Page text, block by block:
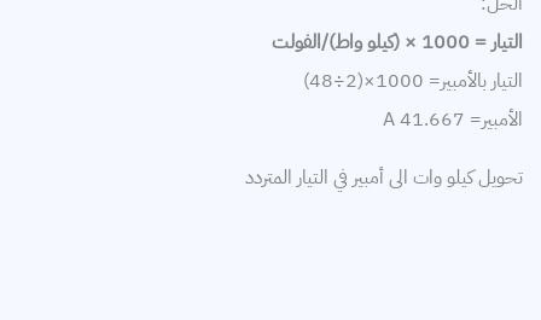
التيار = 1000 × (كيلو واط)/الفولت
التيار بالأمبير= 1000×(2÷48)
الأمبير= 41.667 A
تحويل كيلو وات الى أمبير في التيار المتردد